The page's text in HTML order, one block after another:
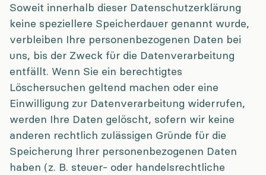
Soweit innerhalb dieser Datenschutzerklärung
keine speziellere Speicherdauer genannt wurde,
verbleiben Ihre personenbezogenen Daten bei
uns, bis der Zweck für die Datenverarbeitung
entfällt. Wenn Sie ein berechtigtes
Löschersuchen geltend machen oder eine
Einwilligung zur Datenverarbeitung widerrufen,
werden Ihre Daten gelöscht, sofern wir keine
anderen rechtlich zulässigen Gründe für die
Speicherung Ihrer personenbezogenen Daten
haben (z. B. steuer- oder handelsrechtliche